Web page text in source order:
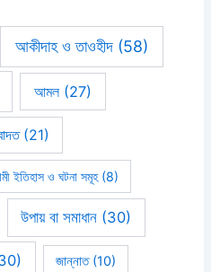
আকীদাহ ও তাওহীদ(58)
আমল(27)
(21)
ইতিহাস ও ঘটনা সমূহ(8)
উপায় বা সমাধান (30)
জান্নাত(10)